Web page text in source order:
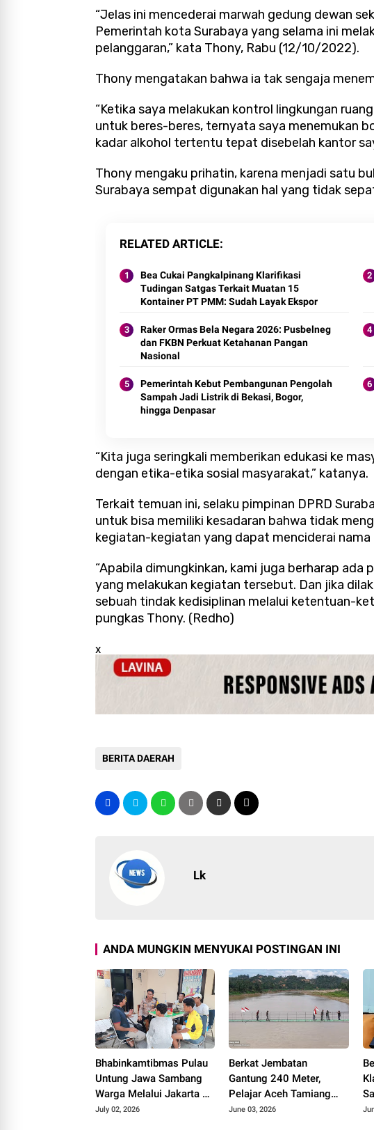
“Jelas ini mencederai marwah gedung dewan
Pemerintah kota Surabaya yang selama ini
pelanggaran,” kata Thony, Rabu (12/10/2022).
Thony mengatakan bahwa ia tak sengaja
“Ketika saya melakukan kontrol lingkungan
untuk beres-beres, ternyata saya menemukan
kadar alkohol tertentu tepat disebelah kantor
Thony mengaku prihatin, karena menjadi satu
Surabaya sempat digunakan hal yang tidak
RELATED ARTICLE
Bea Cukai Pangkalpinang Klarifikasi
Tudingan Satgas Terkait Muatan 15
Kontainer PT PMM: Sudah Layak Ekspor
Raker Ormas Bela Negara 2026: Pusbelneg
dan FKBN Perkuat Ketahanan Pangan
Nasional
Pemerintah Kebut Pembangunan Pengolah
Sampah Jadi Listrik di Bekasi, Bogor,
hingga Denpasar
“Kita juga seringkali memberikan edukasi ke
dengan etika-etika sosial masyarakat,” katanya.
Terkait temuan ini, selaku pimpinan DPRD
untuk bisa memiliki kesadaran bahwa tidak
kegiatan-kegiatan yang dapat menciderai
“Apabila dimungkinkan, kami juga berharap
yang melakukan kegiatan tersebut. Dan jika
sebuah tindak kedisiplinan melalui ketentuan-
pungkas Thony. (Redho)
x
BERITA DAERAH
Lk
ANDA MUNGKIN MENYUKAI POSTINGAN INI
Bhabinkamtibmas Pulau
Untung Jawa Sambang
Warga Melalui Jakarta On
The Spot, Sosialisasikan
July 02, 2026
Berkat Jembatan
Gantung 240 Meter,
Pelajar Aceh Tamiang
Kini Bisa Berangkat
June 03, 2026